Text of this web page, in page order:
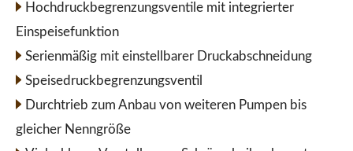
Hochdruckbegrenzungsventile mit integrierter
Einspeisefunktion
Serienmäßig mit einstellbarer Druckabschneidung
Speisedruckbegrenzungsventil
Durchtrieb zum Anbau von weiteren Pumpen bis
gleicher Nenngröße